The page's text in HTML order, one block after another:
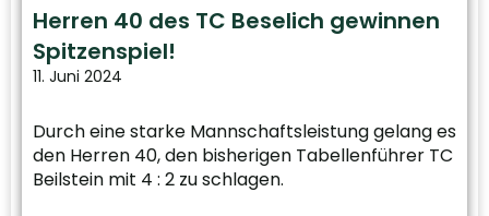
Herren 40 des TC Beselich gewinnen
Spitzenspiel!
11. Juni 2024
Durch eine starke Mannschaftsleistung gelang es
den Herren 40, den bisherigen Tabellenführer TC
Beilstein mit 4 : 2 zu schlagen.